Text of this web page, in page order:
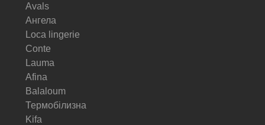
Avals
Ангела
Loca lingerie
Conte
Lauma
Afina
Balaloum
Термобілизна
Kifa